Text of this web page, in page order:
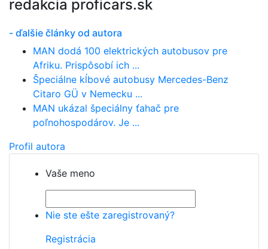
redakcia proficars.sk
- ďalšie články od autora
MAN dodá 100 elektrických autobusov pre
Afriku. Prispôsobí ich ...
Špeciálne kĺbové autobusy Mercedes-Benz
Citaro GÜ v Nemecku ...
MAN ukázal špeciálny ťahač pre
poľnohospodárov. Je ...
Profil autora
Vaše meno
Nie ste ešte zaregistrovaný?
Registrácia